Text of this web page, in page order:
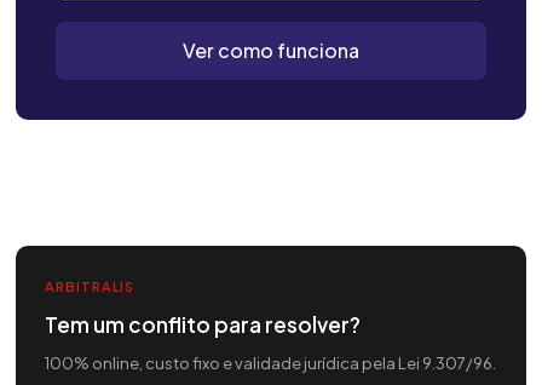
Ver como funciona
ARBITRALIS
Tem um conflito para resolver?
100% online, custo fixo e validade jurídica pela Lei 9.307/96.